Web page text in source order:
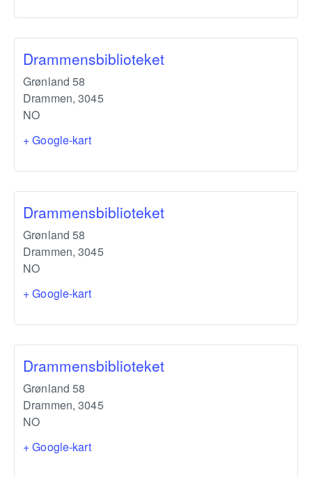
Drammensbiblioteket
Grønland 58
Drammen, 3045
NO
+ Google-kart
Drammensbiblioteket
Grønland 58
Drammen, 3045
NO
+ Google-kart
Drammensbiblioteket
Grønland 58
Drammen, 3045
NO
+ Google-kart